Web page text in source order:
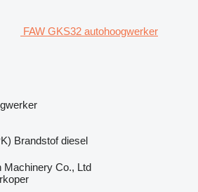
FAW GKS32 autohoogwerker
Brandstof diesel
Machinery Co., Ltd